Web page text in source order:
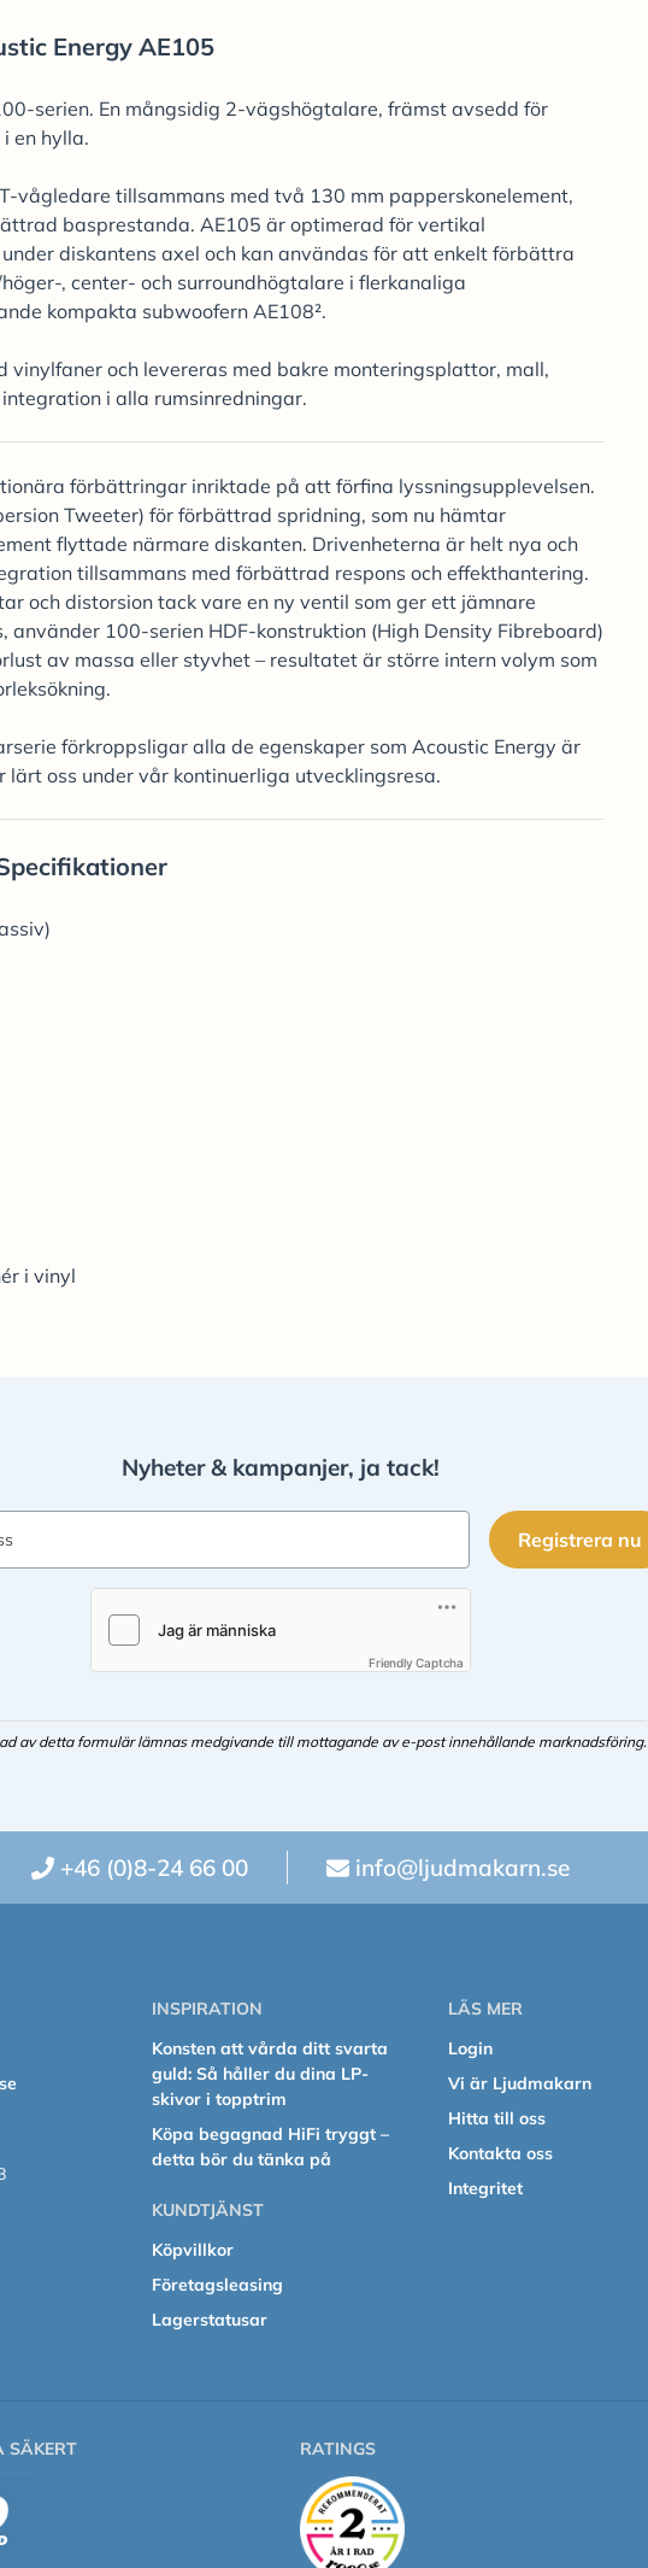
Energy AE105
serien. En mångsidig 2-vägshögtalare, främst avsedd för
en hylla.
vågledare tillsammans med två 130 mm papperskonelement,
basprestanda. AE105 är optimerad för vertikal
diskantens axel och kan användas för att enkelt förbättra
, center- och surroundhögtalare i flerkanaliga
kompakta subwoofern AE108².
och levereras med bakre monteringsplattor, mall,
i alla rumsinredningar.
förbättringar inriktade på att förfina lyssningsupplevelsen.
Tweeter) för förbättrad spridning, som nu hämtar
flyttade närmare diskanten. Drivenheterna är helt nya och
tillsammans med förbättrad respons och effekthantering.
och distorsion tack vare en ny ventil som ger ett jämnare
använder 100-serien HDF-konstruktion (High Density Fibreboard)
av massa eller styvhet – resultatet är större intern volym som
förkroppsligar alla de egenskaper som Acoustic Energy är
oss under vår kontinuerliga utvecklingsresa.
i vinyl
Nyheter & kampanjer, ja tack!
Registrera nu
Friendly Captcha
av detta formulär lämnas medgivande till mottagande av e-post innehållande marknadsföring.
+46 (0)8-24 66 00 info@ljudmakarn.se
INSPIRATION
Konsten att vårda ditt svarta
guld: Så håller du dina LP-
skivor i topptrim
Köpa begagnad HiFi tryggt –
detta bör du tänka på
KUNDTJÄNST
Köpvillkor
Företagsleasing
Lagerstatusar
LÄS MER
Login
Vi är Ljudmakarn
Hitta till oss
Kontakta oss
Integritet
SÄKERT RATINGS